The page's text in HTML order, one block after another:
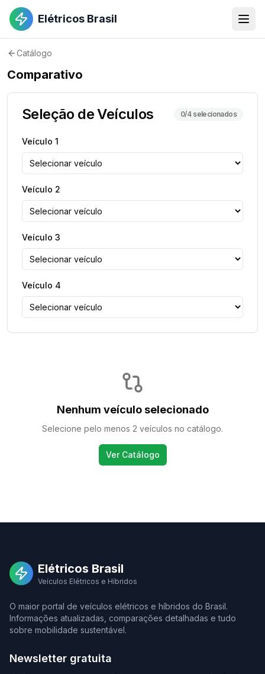
Elétricos Brasil
Catálogo
Comparativo
Seleção de Veículos 0/4 selecionados
Veículo 1
Veículo 2
Veículo 3
Veículo 4
Nenhum veículo selecionado
Selecione pelo menos 2 veículos no catálogo.
Ver Catálogo
Elétricos Brasil
Veículos Elétricos e Híbridos
O maior portal de veículos elétricos e híbridos do Brasil.
Informações atualizadas, comparações detalhadas e tudo
sobre mobilidade sustentável.
Newsletter gratuita